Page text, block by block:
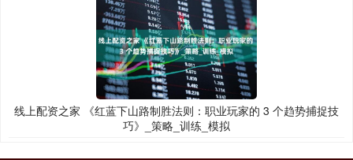
线上配资之家 《红蓝下山路制胜法则：职业玩家的 3 个趋势捕捉技
巧》_策略_训练_模拟